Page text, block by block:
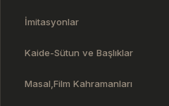
İmitasyonlar
Kaide-Sütun ve Başlıklar
Masal,Film Kahramanları